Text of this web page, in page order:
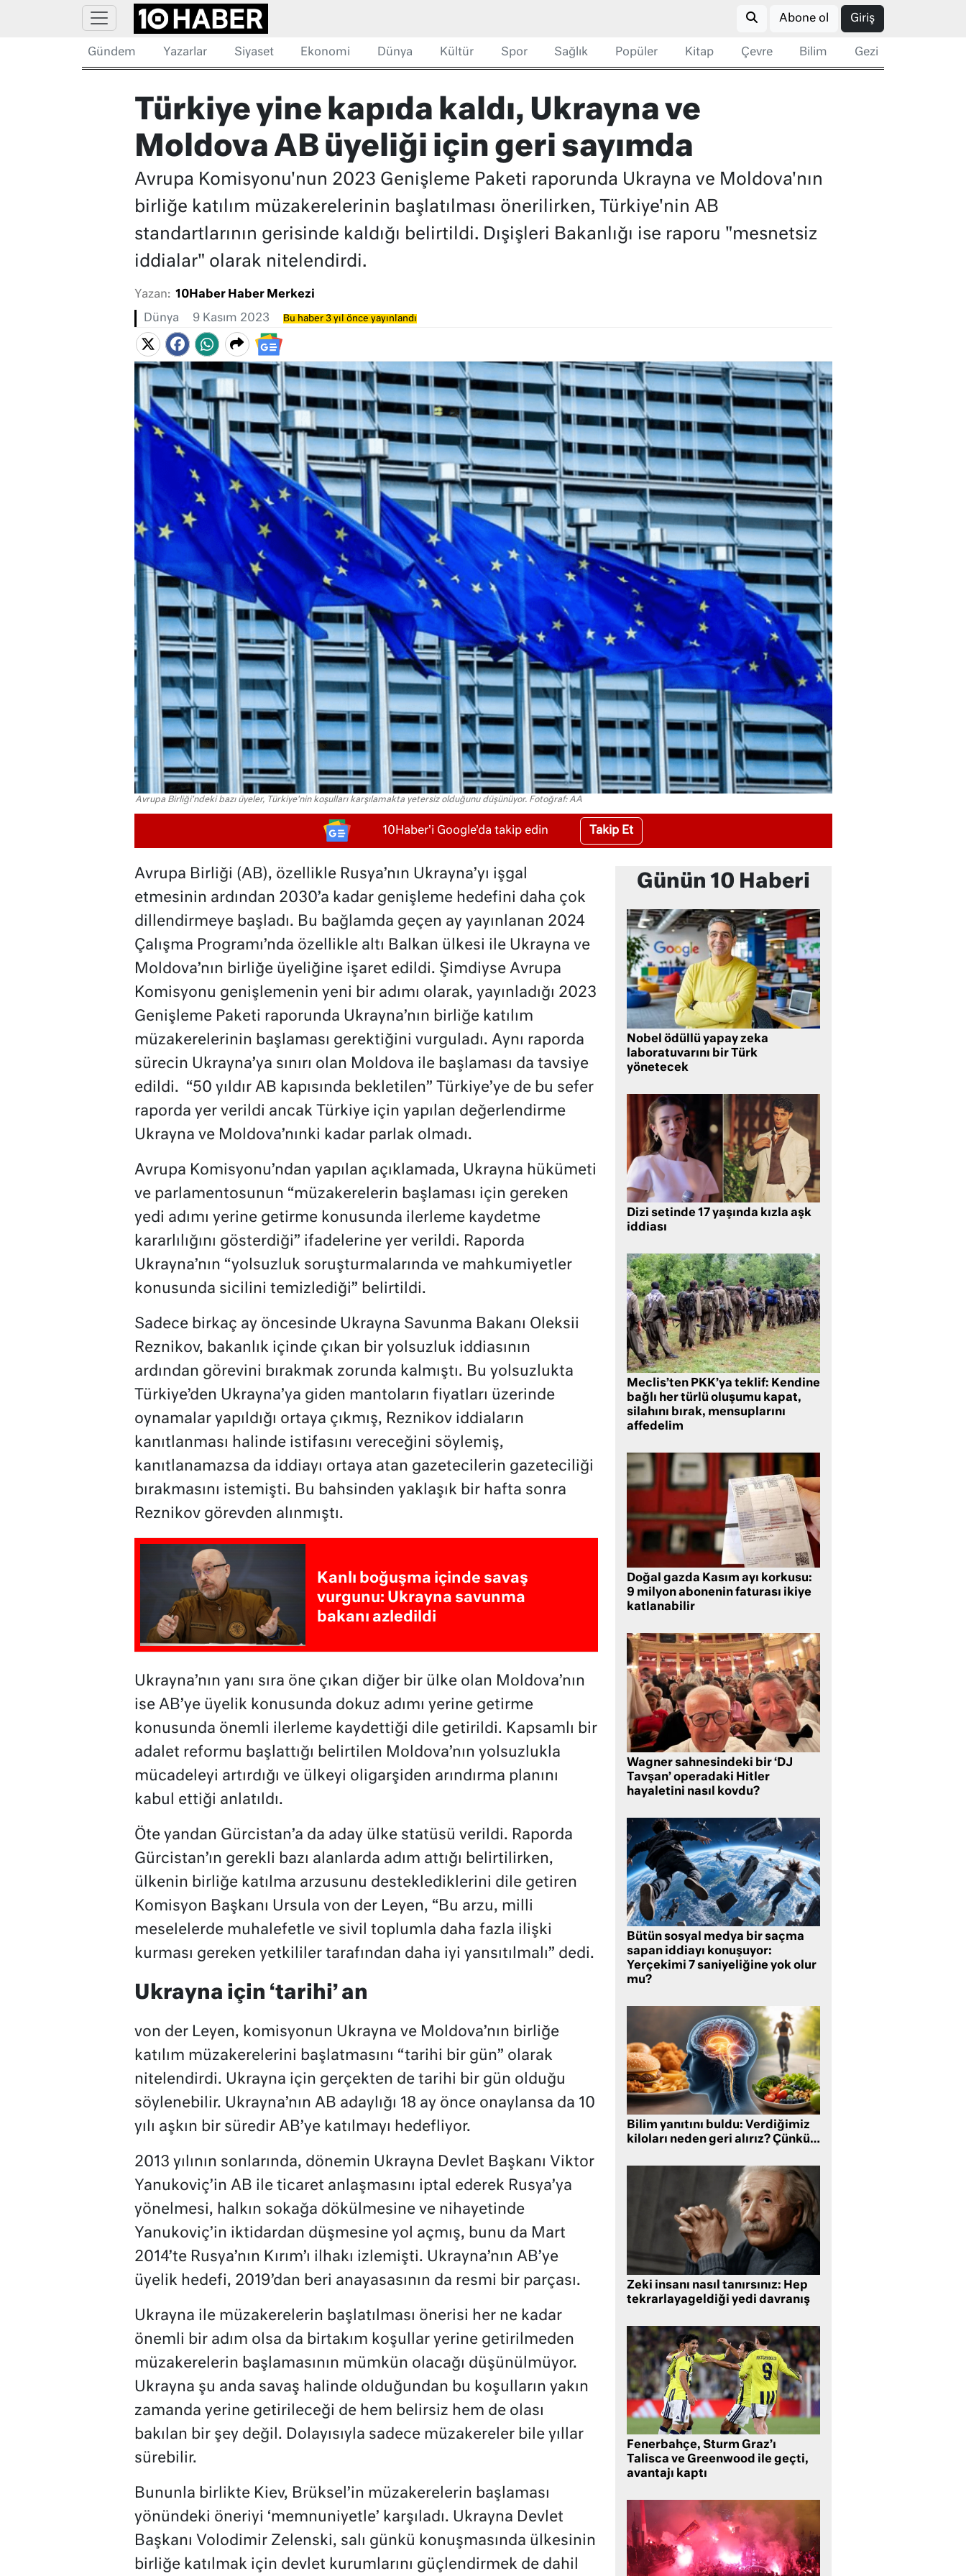
Abone ol Giriş
Gündem Yazarlar Siyaset Ekonomi Dünya Kültür Spor Sağlık Popüler Kitap Çevre Bilim Gezi
Türkiye yine kapıda kaldı, Ukrayna ve
Moldova AB üyeliği için geri sayımda
Avrupa Komisyonu'nun 2023 Genişleme Paketi raporunda Ukrayna ve Moldova'nın
birliğe katılım müzakerelerinin başlatılması önerilirken, Türkiye'nin AB
standartlarının gerisinde kaldığı belirtildi. Dışişleri Bakanlığı ise raporu "mesnetsiz
iddialar" olarak nitelendirdi.
Yazan: 10Haber Haber Merkezi
Dünya 9 Kasım 2023 Bu haber 3 yıl önce yayınlandı
Avrupa Birliği'ndeki bazı üyeler, Türkiye'nin koşulları karşılamakta yetersiz olduğunu düşünüyor. Fotoğraf: AA
10Haber'i Google'da takip edin Takip Et
Avrupa Birliği (AB), özellikle Rusya’nın Ukrayna’yı işgal
etmesinin ardından 2030’a kadar genişleme hedefini daha çok
dillendirmeye başladı. Bu bağlamda geçen ay yayınlanan 2024
Çalışma Programı’nda özellikle altı Balkan ülkesi ile Ukrayna ve
Moldova’nın birliğe üyeliğine işaret edildi. Şimdiyse Avrupa
Komisyonu genişlemenin yeni bir adımı olarak, yayınladığı 2023
Genişleme Paketi raporunda Ukrayna’nın birliğe katılım
müzakerelerinin başlaması gerektiğini vurguladı. Aynı raporda
sürecin Ukrayna’ya sınırı olan Moldova ile başlaması da tavsiye
edildi. “50 yıldır AB kapısında bekletilen” Türkiye’ye de bu sefer
raporda yer verildi ancak Türkiye için yapılan değerlendirme
Ukrayna ve Moldova’nınki kadar parlak olmadı.
Avrupa Komisyonu’ndan yapılan açıklamada, Ukrayna hükümeti
ve parlamentosunun “müzakerelerin başlaması için gereken
yedi adımı yerine getirme konusunda ilerleme kaydetme
kararlılığını gösterdiği” ifadelerine yer verildi. Raporda
Ukrayna’nın “yolsuzluk soruşturmalarında ve mahkumiyetler
konusunda sicilini temizlediği” belirtildi.
Sadece birkaç ay öncesinde Ukrayna Savunma Bakanı Oleksii
Reznikov, bakanlık içinde çıkan bir yolsuzluk iddiasının
ardından görevini bırakmak zorunda kalmıştı. Bu yolsuzlukta
Türkiye’den Ukrayna’ya giden mantoların fiyatları üzerinde
oynamalar yapıldığı ortaya çıkmış, Reznikov iddiaların
kanıtlanması halinde istifasını vereceğini söylemiş,
kanıtlanamazsa da iddiayı ortaya atan gazetecilerin gazeteciliği
bırakmasını istemişti. Bu bahsinden yaklaşık bir hafta sonra
Reznikov görevden alınmıştı.
Kanlı boğuşma içinde savaş
vurgunu: Ukrayna savunma
bakanı azledildi
Ukrayna’nın yanı sıra öne çıkan diğer bir ülke olan Moldova’nın
ise AB’ye üyelik konusunda dokuz adımı yerine getirme
konusunda önemli ilerleme kaydettiği dile getirildi. Kapsamlı bir
adalet reformu başlattığı belirtilen Moldova’nın yolsuzlukla
mücadeleyi artırdığı ve ülkeyi oligarşiden arındırma planını
kabul ettiği anlatıldı.
Öte yandan Gürcistan’a da aday ülke statüsü verildi. Raporda
Gürcistan’ın gerekli bazı alanlarda adım attığı belirtilirken,
ülkenin birliğe katılma arzusunu desteklediklerini dile getiren
Komisyon Başkanı Ursula von der Leyen, “Bu arzu, milli
meselelerde muhalefetle ve sivil toplumla daha fazla ilişki
kurması gereken yetkililer tarafından daha iyi yansıtılmalı” dedi.
Ukrayna için ‘tarihi’ an
von der Leyen, komisyonun Ukrayna ve Moldova’nın birliğe
katılım müzakerelerini başlatmasını “tarihi bir gün” olarak
nitelendirdi. Ukrayna için gerçekten de tarihi bir gün olduğu
söylenebilir. Ukrayna’nın AB adaylığı 18 ay önce onaylansa da 10
yılı aşkın bir süredir AB’ye katılmayı hedefliyor.
2013 yılının sonlarında, dönemin Ukrayna Devlet Başkanı Viktor
Yanukoviç’in AB ile ticaret anlaşmasını iptal ederek Rusya’ya
yönelmesi, halkın sokağa dökülmesine ve nihayetinde
Yanukoviç’in iktidardan düşmesine yol açmış, bunu da Mart
2014’te Rusya’nın Kırım’ı ilhakı izlemişti. Ukrayna’nın AB’ye
üyelik hedefi, 2019’dan beri anayasasının da resmi bir parçası.
Ukrayna ile müzakerelerin başlatılması önerisi her ne kadar
önemli bir adım olsa da birtakım koşullar yerine getirilmeden
müzakerelerin başlamasının mümkün olacağı düşünülmüyor.
Ukrayna şu anda savaş halinde olduğundan bu koşulların yakın
zamanda yerine getirileceği de hem belirsiz hem de olası
bakılan bir şey değil. Dolayısıyla sadece müzakereler bile yıllar
sürebilir.
Bununla birlikte Kiev, Brüksel’in müzakerelerin başlaması
yönündeki öneriyi ‘memnuniyetle’ karşıladı. Ukrayna Devlet
Başkanı Volodimir Zelenski, salı günkü konuşmasında ülkesinin
birliğe katılmak için devlet kurumlarını güçlendirmek de dahil
Günün 10 Haberi
Nobel ödüllü yapay zeka
laboratuvarını bir Türk
yönetecek
Dizi setinde 17 yaşında kızla aşk
iddiası
Meclis’ten PKK’ya teklif: Kendine
bağlı her türlü oluşumu kapat,
silahını bırak, mensuplarını
affedelim
Doğal gazda Kasım ayı korkusu:
9 milyon abonenin faturası ikiye
katlanabilir
Wagner sahnesindeki bir ‘DJ
Tavşan’ operadaki Hitler
hayaletini nasıl kovdu?
Bütün sosyal medya bir saçma
sapan iddiayı konuşuyor:
Yerçekimi 7 saniyeliğine yok olur
mu?
Bilim yanıtını buldu: Verdiğimiz
kiloları neden geri alırız? Çünkü…
Zeki insanı nasıl tanırsınız: Hep
tekrarlayageldiği yedi davranış
Fenerbahçe, Sturm Graz’ı
Talisca ve Greenwood ile geçti,
avantajı kaptı